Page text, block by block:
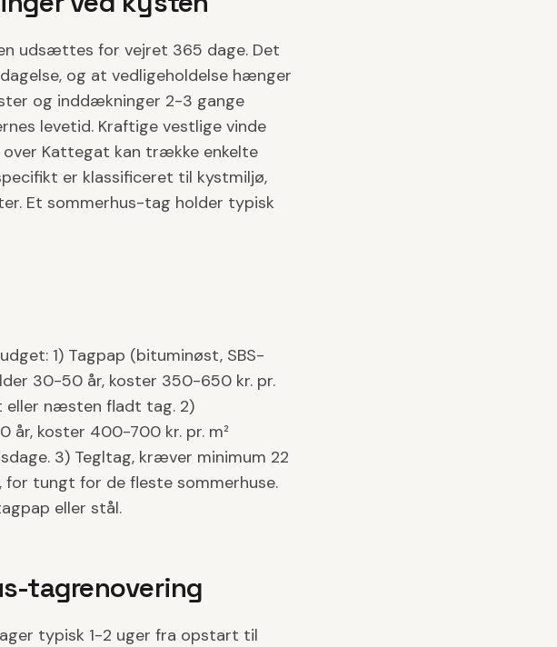
udsættes for vejret 365 dage. Det
og at vedligeholdelse hænger
og inddækninger 2-3 gange
levetid. Kraftige vestlige vinde
Kattegat kan trække enkelte
er klassificeret til kystmiljø,
Et sommerhus-tag holder typisk
1) Tagpap (bituminøst, SBS-
30-50 år, koster 350-650 kr. pr.
eller næsten fladt tag. 2)
år, koster 400-700 kr. pr. m²
3) Tegltag, kræver minimum 22
for tungt for de fleste sommerhuse.
eller stål.
tagrenovering
typisk 1-2 uger fra opstart til